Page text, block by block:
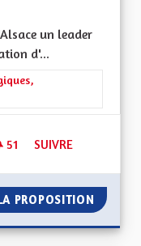
un leader
d'...
transitions
51 51 ABONNÉS
SUIVRE
PROPOSITION